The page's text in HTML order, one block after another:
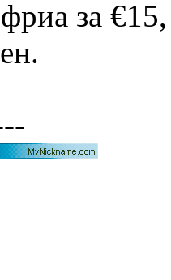
за €15,